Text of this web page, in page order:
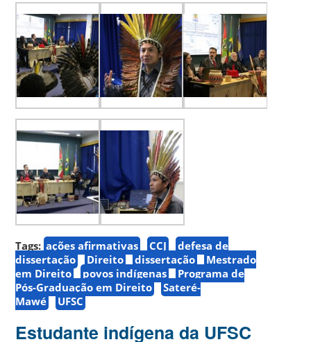
Tags: ações afirmativas CCJ
defesa de
dissertação
Direito dissertação
Mestrado
em Direito
povos indígenas
Programa de
Pós-Graduação em Direito
Sateré-
Mawé
UFSC
Estudante indígena da UFSC